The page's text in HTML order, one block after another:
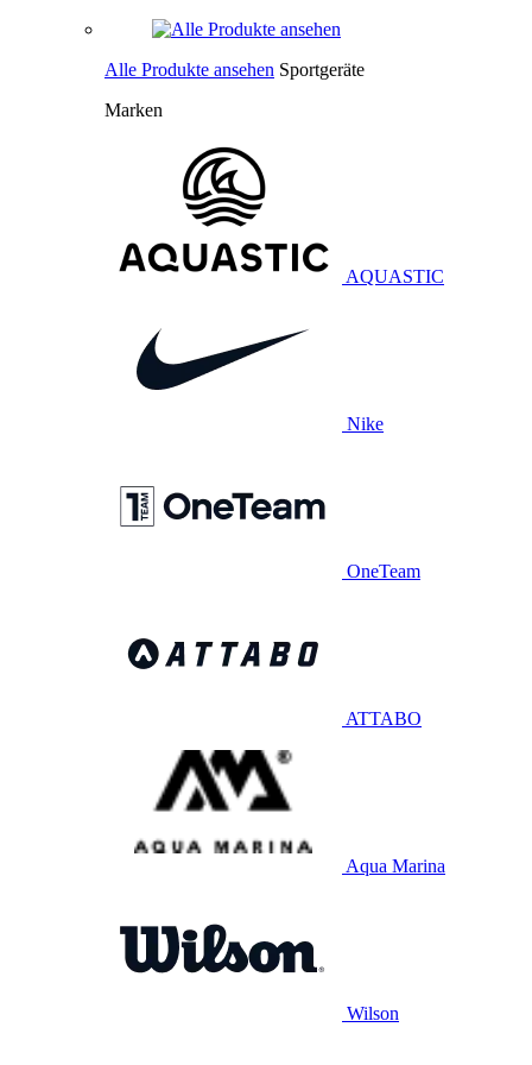
Alle Produkte ansehen Sportgeräte
Marken
AQUASTIC
Nike
OneTeam
ATTABO
Aqua Marina
Wilson